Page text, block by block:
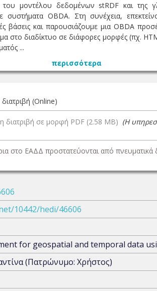
του μοντέλου δεδομένων stRDF και
συστήματα OBDA. Στη συνέχεια,
και παρουσιάζουμε μια OBDA
διαδίκτυο σε διάφορες μορφές (πχ.
...
περισσότερα
(Online)
διατριβή σε μορφή PDF (2.58 MB) (Η
στο ΕΑΔΔ προστατεύονται από πνευματικά
10442/hedi/46606
for geospatial and temporal data
(Πατρώνυμο: Χρήστος)